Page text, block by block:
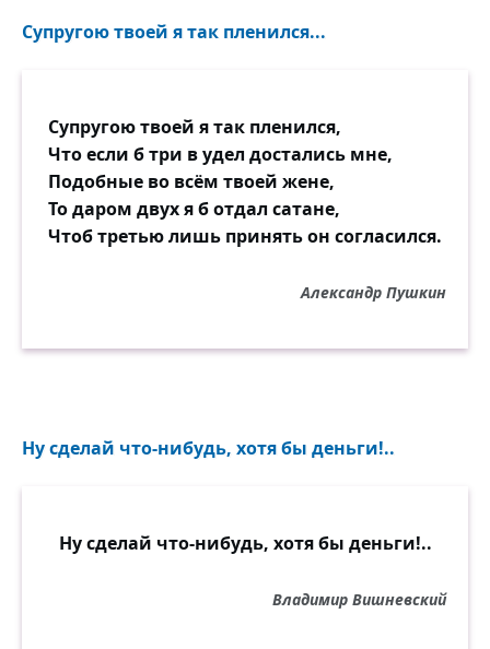
Супругою твоей я так пленился...
Супругою твоей я так пленился,
Что если б три в удел достались мне,
Подобные во всём твоей жене,
То даром двух я б отдал сатане,
Чтоб третью лишь принять он согласился.
Александр Пушкин
Ну сделай что-нибудь, хотя бы деньги!..
Ну сделай что-нибудь, хотя бы деньги!..
Владимир Вишневский